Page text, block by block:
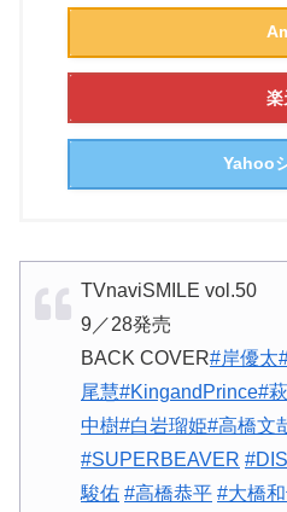
楽
Yahoo
TVnaviSMILE vol.50
9／28発売
BACK COVER#岸優太
尾慧#KingandPrince#
中樹#白岩瑠姫#高橋文
#SUPERBEAVER
駿佑 #高橋恭平 #大橋